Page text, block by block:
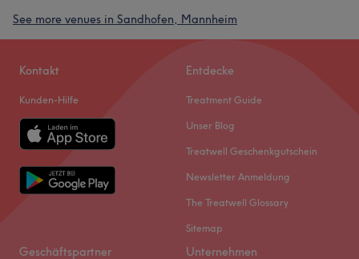
See more venues in Sandhofen, Mannheim
Kontakt
Kunden-Hilfe
Entdecke
Treatment Guide
Unser Blog
Treatwell Geschenkgutschein
Newsletter Anmeldung
The Treatwell Glossary
Sitemap
Geschäftspartner Unternehmen